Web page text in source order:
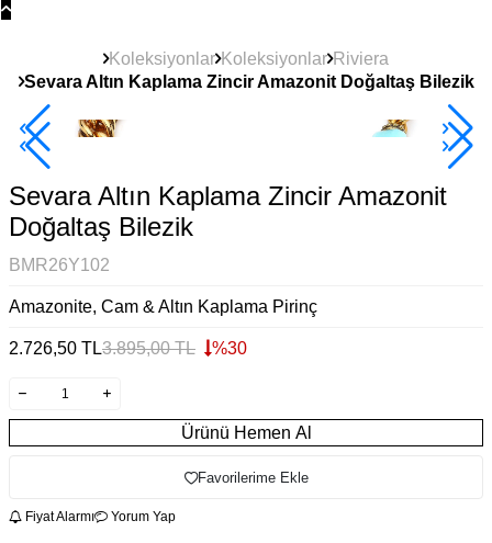
Koleksiyonlar Koleksiyonlar Riviera
Sevara Altın Kaplama Zincir Amazonit Doğaltaş Bilezik
Yeni Ürün
Sevara Altın Kaplama Zincir Amazonit
Doğaltaş Bilezik
BMR26Y102
Amazonite, Cam & Altın Kaplama Pirinç
2.726,50 TL3.895,00TL %30
Ürünü Hemen Al
Favorilerime Ekle
Fiyat Alarmı Yorum Yap